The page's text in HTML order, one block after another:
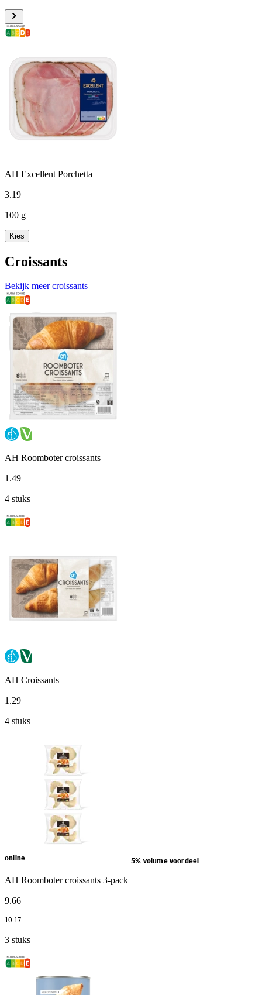
AH Excellent Porchetta
3.19
100 g
Kies
Croissants
Bekijk meer croissants
AH Roomboter croissants
1.49
4 stuks
AH Croissants
1.29
4 stuks
online 5% volume voordeel
AH Roomboter croissants 3-pack
9.66
10.17
3 stuks